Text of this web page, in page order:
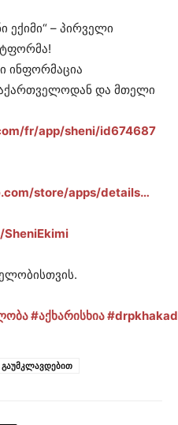
ექიმი“ – პირველი
ინფორმაცია
და მთელი
fr/app/sheni/id674687
store/apps/details…
#აქხარისხია